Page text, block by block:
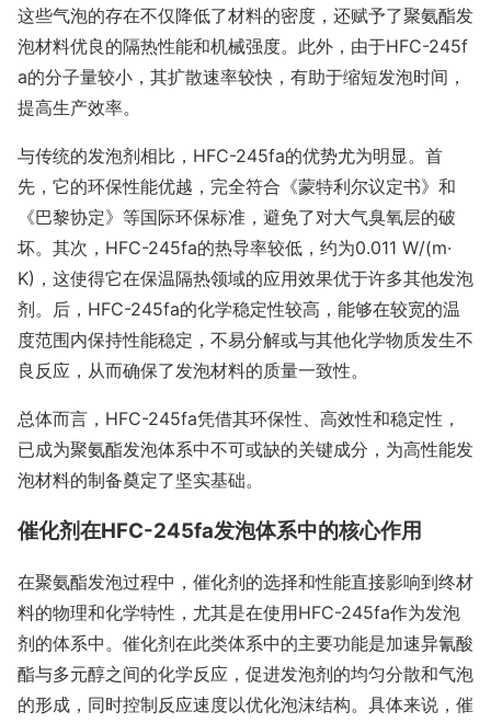
这些气泡的存在不仅降低了材料的密度，还赋予了聚氨酯发
泡材料优良的隔热性能和机械强度。此外，由于HFC-245f
a的分子量较小，其扩散速率较快，有助于缩短发泡时间，
提高生产效率。
与传统的发泡剂相比，HFC-245fa的优势尤为明显。首
先，它的环保性能优越，完全符合《蒙特利尔议定书》和
《巴黎协定》等国际环保标准，避免了对大气臭氧层的破
坏。其次，HFC-245fa的热导率较低，约为0.011 W/(m·
K)，这使得它在保温隔热领域的应用效果优于许多其他发泡
剂。后，HFC-245fa的化学稳定性较高，能够在较宽的温
度范围内保持性能稳定，不易分解或与其他化学物质发生不
良反应，从而确保了发泡材料的质量一致性。
总体而言，HFC-245fa凭借其环保性、高效性和稳定性，
已成为聚氨酯发泡体系中不可或缺的关键成分，为高性能发
泡材料的制备奠定了坚实基础。
催化剂在HFC-245fa发泡体系中的核心作用
在聚氨酯发泡过程中，催化剂的选择和性能直接影响到终材
料的物理和化学特性，尤其是在使用HFC-245fa作为发泡
剂的体系中。催化剂在此类体系中的主要功能是加速异氰酸
酯与多元醇之间的化学反应，促进发泡剂的均匀分散和气泡
的形成，同时控制反应速度以优化泡沫结构。具体来说，催